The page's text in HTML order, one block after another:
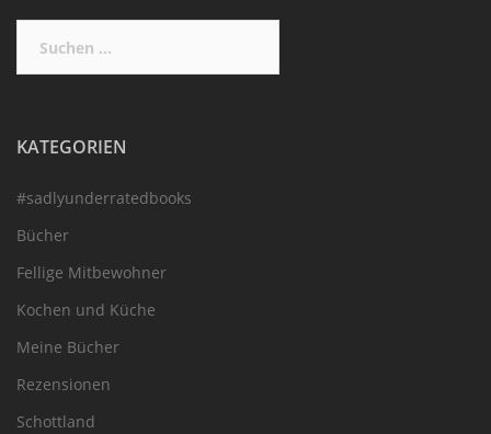
nach:
KATEGORIEN
#sadlyunderratedbooks
Bücher
Fellige Mitbewohner
Kochen und Küche
Meine Bücher
Rezensionen
Schottland